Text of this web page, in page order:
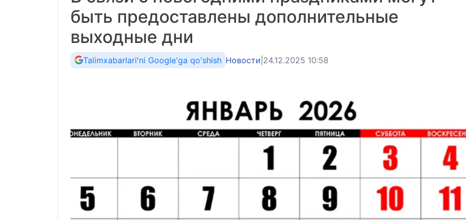
быть предоставлены дополнительные
выходные дни
Talimxabarlari'ni Google'ga qo'shish Новости 24.12.2025 10:58